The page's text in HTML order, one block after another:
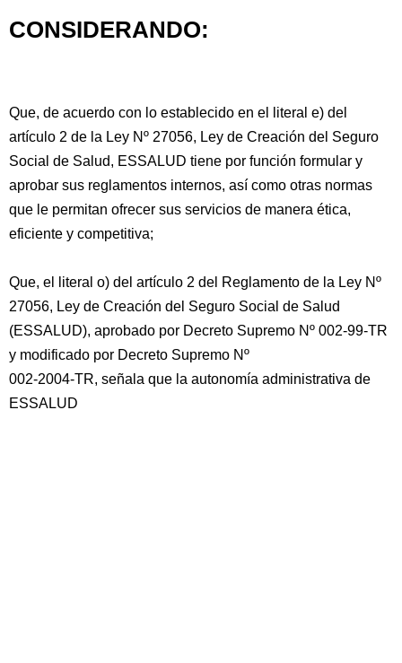
CONSIDERANDO:
Que, de acuerdo con lo establecido en el literal e) del
artículo 2 de la Ley Nº 27056, Ley de Creación del Seguro
Social de Salud, ESSALUD tiene por función formular y
aprobar sus reglamentos internos, así como otras normas
que le permitan ofrecer sus servicios de manera ética,
eficiente y competitiva;
Que, el literal o) del artículo 2 del Reglamento de la Ley Nº
27056, Ley de Creación del Seguro Social de Salud
(ESSALUD), aprobado por Decreto Supremo Nº 002-99-TR
y modificado por Decreto Supremo Nº
002-2004-TR, señala que la autonomía administrativa de
ESSALUD